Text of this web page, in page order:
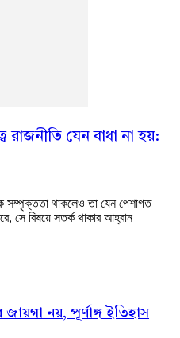
রাজনীতি যেন বাধা না হয়:
সম্পৃক্ততা থাকলেও তা যেন পেশাগত
সে বিষয়ে সতর্ক থাকার আহ্বান
নয়, পূর্ণাঙ্গ ইতিহাস